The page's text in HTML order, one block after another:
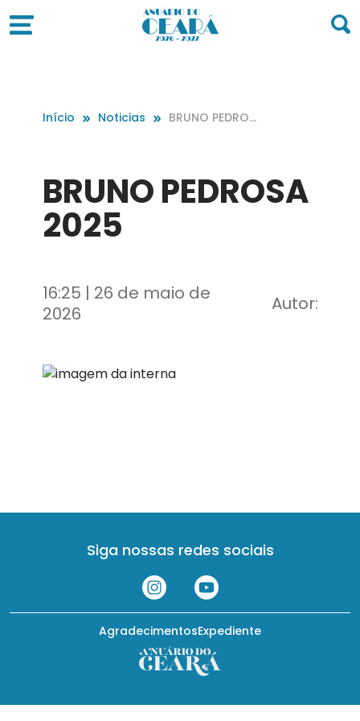
Início Noticias
BRUNO PEDROS
BRUNO PEDROSA
2025
16:25 | 26 de maio de
2026
Autor:
Siga nossas redes sociais
Expediente
Agradecimentos